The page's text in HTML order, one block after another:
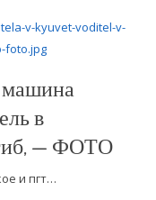
машина
в
— ФОТО
и пгт…